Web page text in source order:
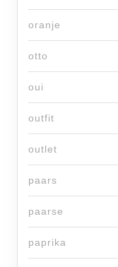
oranje
otto
oui
outfit
outlet
paars
paarse
paprika